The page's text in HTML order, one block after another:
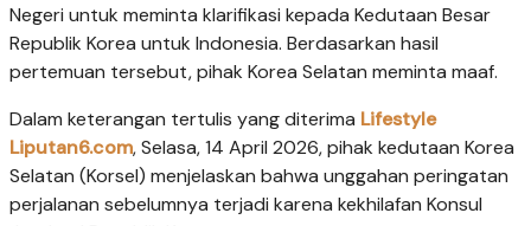
Negeri untuk meminta klarifikasi kepada Kedutaan Besar
Republik Korea untuk Indonesia. Berdasarkan hasil
pertemuan tersebut, pihak Korea Selatan meminta maaf.
Dalam keterangan tertulis yang diterima Lifestyle
Liputan6.com, Selasa, 14 April 2026, pihak kedutaan Korea
Selatan (Korsel) menjelaskan bahwa unggahan peringatan
perjalanan sebelumnya terjadi karena kekhilafan Konsul